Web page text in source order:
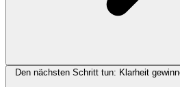
Den nächsten Schritt tun: Klarheit